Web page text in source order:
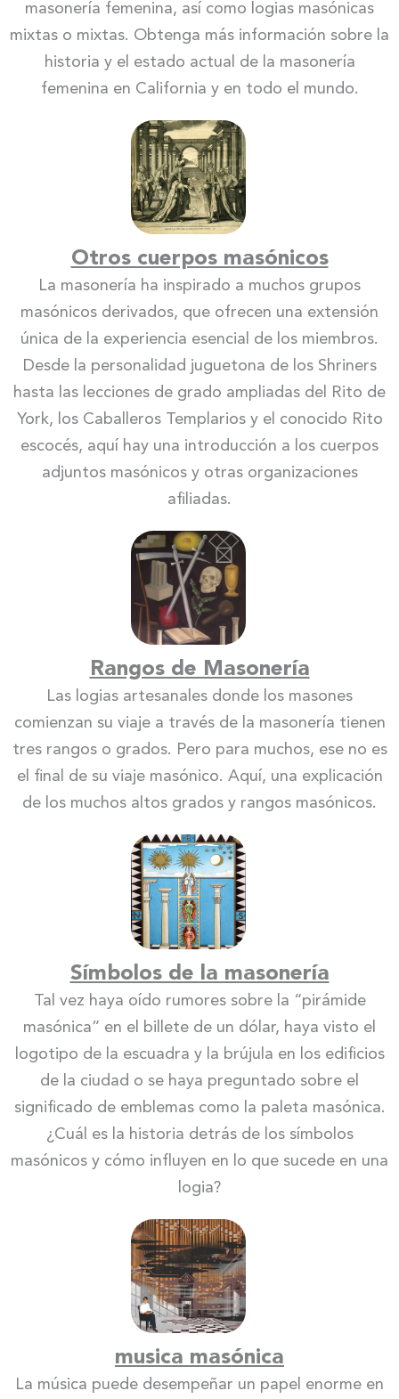
masonería femenina, así como logias masónicas
mixtas o mixtas. Obtenga más información sobre la
historia y el estado actual de la masonería
femenina en California y en todo el mundo.
Otros cuerpos masónicos
La masonería ha inspirado a muchos grupos
masónicos derivados, que ofrecen una extensión
única de la experiencia esencial de los miembros.
Desde la personalidad juguetona de los Shriners
hasta las lecciones de grado ampliadas del Rito de
York, los Caballeros Templarios y el conocido Rito
escocés, aquí hay una introducción a los cuerpos
adjuntos masónicos y otras organizaciones
afiliadas.
Rangos de Masonería
Las logias artesanales donde los masones
comienzan su viaje a través de la masonería tienen
tres rangos o grados. Pero para muchos, ese no es
el final de su viaje masónico. Aquí, una explicación
de los muchos altos grados y rangos masónicos.
Símbolos de la masonería
Tal vez haya oído rumores sobre la “pirámide
masónica” en el billete de un dólar, haya visto el
logotipo de la escuadra y la brújula en los edificios
de la ciudad o se haya preguntado sobre el
significado de emblemas como la paleta masónica.
¿Cuál es la historia detrás de los símbolos
masónicos y cómo influyen en lo que sucede en una
logia?
musica masónica
La música puede desempeñar un papel enorme en